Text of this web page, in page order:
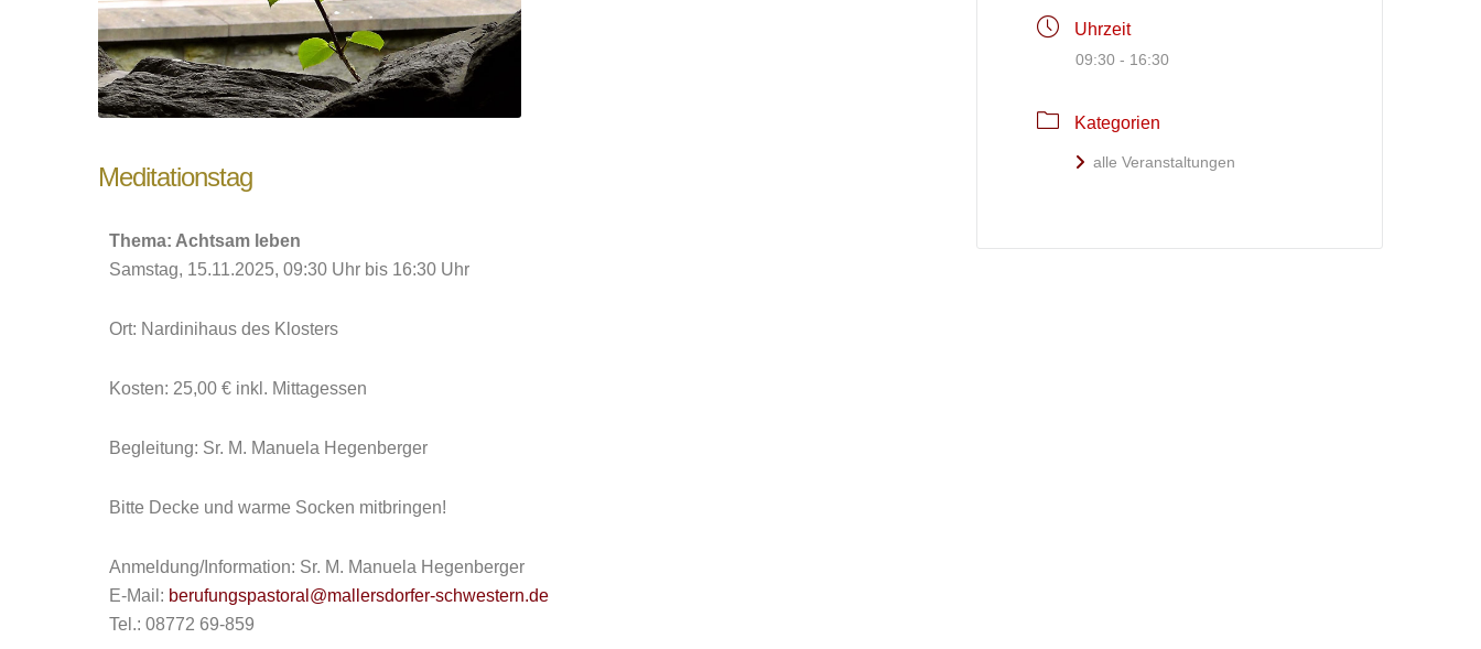
Meditationstag
Thema: Achtsam leben
Samstag, 15.11.2025, 09:30 Uhr bis 16:30 Uhr
Ort: Nardinihaus des Klosters
Kosten: 25,00 € inkl. Mittagessen
Begleitung: Sr. M. Manuela Hegenberger
Bitte Decke und warme Socken mitbringen!
Anmeldung/Information: Sr. M. Manuela Hegenberger
E-Mail: berufungspastoral@mallersdorfer-schwestern.de
Tel.: 08772 69-859
Uhrzeit
09:30 - 16:30
Kategorien
alle Veranstaltungen